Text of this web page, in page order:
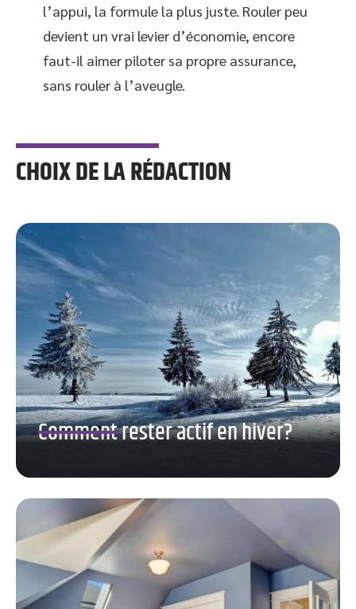
l’appui, la formule la plus juste. Rouler peu
devient un vrai levier d’économie, encore
faut-il aimer piloter sa propre assurance,
sans rouler à l’aveugle.
CHOIX DE LA RÉDACTION
Comment rester actif en hiver?